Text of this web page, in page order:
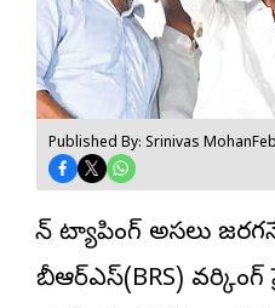
Published By: Srinivas Mohan
ఫోన్ ట్యాపింగ్ అసలు
బీఆర్ఎస్(BRS)